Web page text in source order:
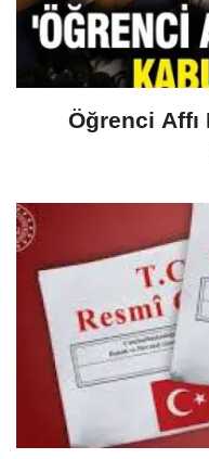
Öğrenci